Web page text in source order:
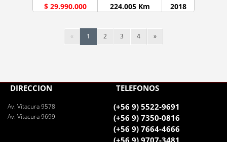
$ 29.990.000 224.005 Km 2018
« 1 2 3 4 »
DIRECCIÓN
Av. Vitacura 9578
Av. Vitacura 9699
TELÉFONOS
(+56 9) 5522-9691
(+56 9) 7350-0816
(+56 9) 7664-4666
(+56 9) 9707-3481